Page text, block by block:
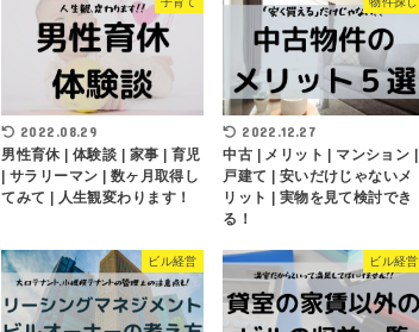
2022.08.29
男性育休 | 体験談 | 家事 | 育児
| サラリーマン | 数ヶ月取得し
てみて | 人生観変わります！
2022.12.27
中古 | メリット | マンション |
戸建て | 安いだけじゃないメ
リット | 実物を見て検討でき
る！
ビル経営 ビル経営